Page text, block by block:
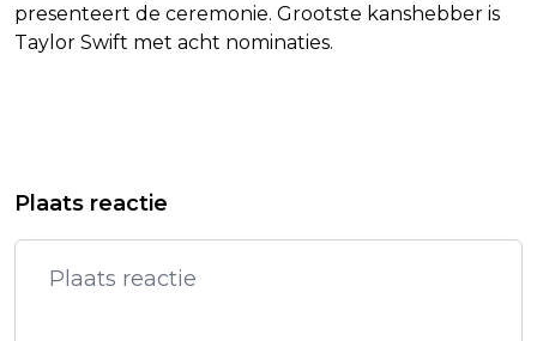
presenteert de ceremonie. Grootste kanshebber is
Taylor Swift met acht nominaties.
OM BEHANDELING OPVARENDEN
PRINSES BEATRIX ONTHULT EIGEN
RIETEN WIEG IN FRIES
VLECHTMUSEUM
Plaats reactie